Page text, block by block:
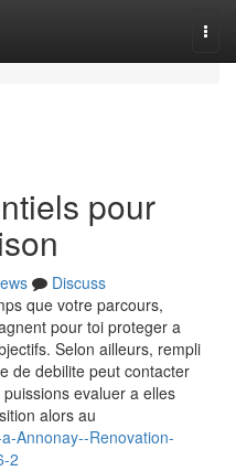
pour
Discuss
que votre parcours,
pour toi proteger a
Selon ailleurs, rempli
de debilite peut contacter
evaluer a elles
alors au
Annonay--Renovation-
2